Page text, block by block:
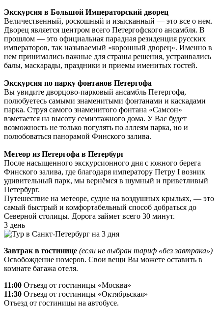
Экскурсия в Большой Императорский дворец
Величественный, роскошный и изысканный — это все о нем.
Дворец является центром всего Петергофского ансамбля. В
прошлом — это официальная парадная резиденция русских
императоров, так называемый «коронный дворец». Именно в
нем принимались важные для страны решения, устраивались
балы, маскарады, праздники и приемы именитых гостей.
Экскурсия по парку фонтанов Петергофа
Вы увидите дворцово-парковый ансамбль Петергофа,
полюбуетесь самыми знаменитыми фонтанами и каскадами
парка. Струя самого знаменитого фонтана «Самсон»
взметается на высоту семиэтажного дома. У Вас будет
возможность не только погулять по аллеям парка, но и
полюбоваться панорамой Финского залива.
Метеор из Петергофа в Петербург
После насыщенного экскурсионного дня с южного берега
Финского залива, где благодаря императору Петру I возник
удивительный парк, мы вернёмся в шумный и приветливый
Петербург.
Путешествие на метеоре, судне на воздушных крыльях, — это
самый быстрый и комфортабельный способ добраться до
Северной столицы. Дорога займет всего 30 минут.
3 день
Завтрак в гостинице (если не выбран тариф «без завтрака»)
Освобождение номеров. Свои вещи Вы можете оставить в
комнате багажа отеля.
11:00 Отъезд от гостиницы «Москва»
11:30 Отъезд от гостиницы «Октябрьская»
Отъезд от гостиницы на автобусе.